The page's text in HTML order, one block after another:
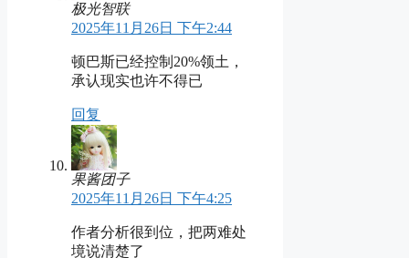
极光智联
2025年11月26日 下午2:44
顿巴斯已经控制20%领土，
承认现实也许不得已
回复
果酱团子
2025年11月26日 下午4:25
作者分析很到位，把两难处
境说清楚了